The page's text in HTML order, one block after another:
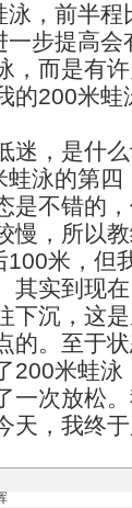
，前半
步提高
，而是有
的200米
，是什么
泳的第
不错的，
慢，所以
米，但
其实到现
下沉，这
的。至于
200米蛙
一次放松
天，我终